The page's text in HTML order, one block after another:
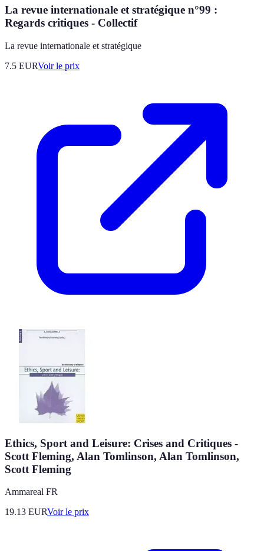
La revue internationale et stratégique n°99 :
Regards critiques - Collectif
La revue internationale et stratégique
7.5 EURVoir le prix
Ethics, Sport and Leisure: Crises and Critiques -
Scott Fleming, Alan Tomlinson, Alan Tomlinson,
Scott Fleming
Ammareal FR
19.13 EURVoir le prix